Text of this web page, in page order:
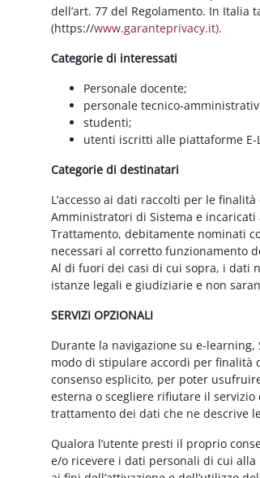
dell’art. 77 del Regolamento. In
(https://www.garanteprivacy.it).
Categorie di interessati
Personale docente;
personale tecnico-
studenti;
utenti iscritti alle piattaforme E-
Categorie di destinatari
L’accesso ai dati raccolti per le
Amministratori di Sistema e
Trattamento, debitamente nominati
necessari al corretto funzionamento
Al di fuori dei casi di cui sopra, i dati
istanze legali e giudiziarie e non
SERVIZI OPZIONALI
Durante la navigazione su e-
modo di stipulare accordi per finalità
consenso esplicito, per poter
esterna o scegliere rifiutare il
trattamento dei dati che ne descrive
Qualora l’utente presti il proprio
e/o ricevere i dati personali di cui alla